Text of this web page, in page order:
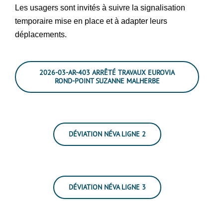
Les usagers sont invités à suivre la signalisation
temporaire mise en place et à adapter leurs
déplacements.
2026-03-AR-403 ARRÊTÉ TRAVAUX EUROVIA
ROND-POINT SUZANNE MALHERBE
DÉVIATION NÉVA LIGNE 2
DÉVIATION NÉVA LIGNE 3